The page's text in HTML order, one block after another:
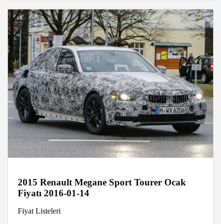
2015 Renault Megane Sport Tourer Ocak
Fiyatı 2016-01-14
Fiyat Listeleri